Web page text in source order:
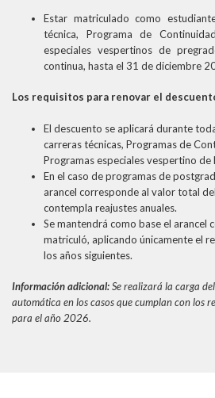
Estar matriculado como
técnica, Programa de
especiales vespertinos de
continua, hasta el 31 de diciembre
Los requisitos para renovar el
El descuento se aplicará durante
carreras técnicas, Programas de
Programas especiales vespertino de
En el caso de programas de
arancel corresponde al valor total
contempla reajustes anuales.
Se mantendrá como base el arancel
matriculó, aplicando únicamente el
los años siguientes.
Información adicional:Se realizará la carga
automática en los casos que cumplan con los
para el año 2026.